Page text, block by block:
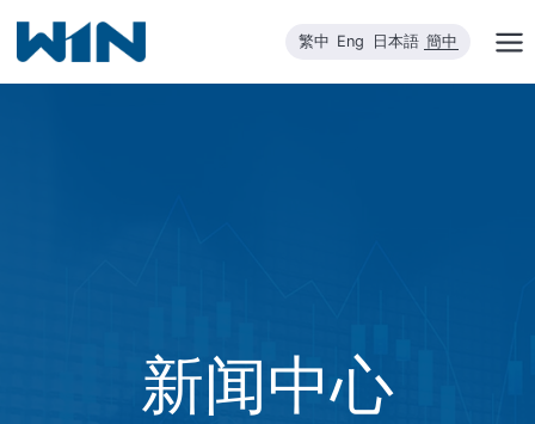
内
繁中 Eng 日本語 簡中
新闻中心